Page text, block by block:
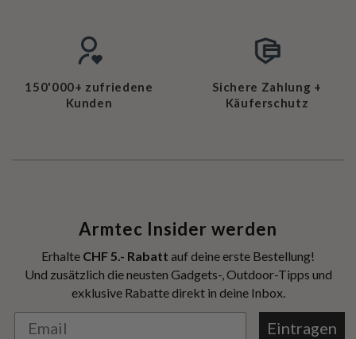
150'000+ zufriedene
Kunden
Sichere Zahlung +
Käuferschutz
Armtec Insider werden
Erhalte CHF 5.- Rabatt auf deine erste Bestellung!
Und zusätzlich die neusten Gadgets-, Outdoor-Tipps und
exklusive Rabatte direkt in deine Inbox.
Eintragen